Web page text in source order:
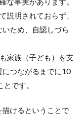
説明されておらず、
ため、自認しづら
家族（子ども）を支
つながるまでに10
です。
けるということで